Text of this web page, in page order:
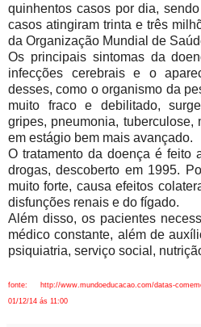
quinhentos casos por dia,
casos atingiram trinta e três
da Organização Mundial de
Os principais sintomas da
infecções cerebrais e o
desses, como o organismo da
muito fraco e debilitado,
gripes, pneumonia,
em estágio bem mais avançado.
O tratamento da doença é feito
drogas, descoberto em 1995.
muito forte, causa efeitos
disfunções renais e do fígado.
Além disso, os pacientes
médico constante, além de
psiquiatria, serviço social,
fonte: http://www.mundoeducacao.com/datas-
01/12/14 ás 11:00